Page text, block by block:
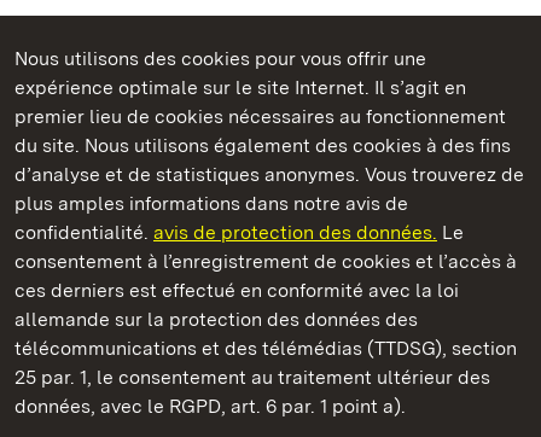
Nous utilisons des cookies pour vous offrir une
expérience optimale sur le site Internet. Il s’agit en
premier lieu de cookies nécessaires au fonctionnement
du site. Nous utilisons également des cookies à des fins
d’analyse et de statistiques anonymes. Vous trouverez de
plus amples informations dans notre avis de
confidentialité. avis de protection des données. Le
consentement à l’enregistrement de cookies et l’accès à
ces derniers est effectué en conformité avec la loi
allemande sur la protection des données des
télécommunications et des télémédias (TTDSG), section
25 par. 1, le consentement au traitement ultérieur des
données, avec le RGPD, art. 6 par. 1 point a).
Châteaux et jardins publics du Bade-Wurtemberg
Staatliche Schlösser und Gärten Baden‑Württemberg
Châteaux et jardins publics du Bade-Wurtemberg
ContactFAQ et réponsesMentions légales
Protection des données
Explications sur l’accessibilité
BITV-konform (geprüfte Seiten)